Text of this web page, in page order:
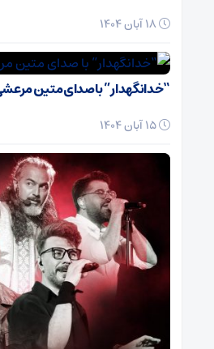
“خدانگهدار” با صدای متین